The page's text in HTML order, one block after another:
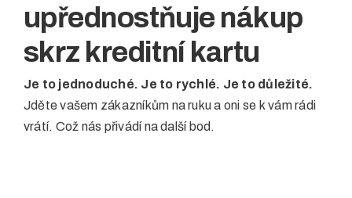
upřednostňuje nákup
skrz kreditní kartu
Je to jednoduché. Je to rychlé. Je to důležité.
Jděte vašem zákazníkům na ruku a oni se k vám rádi
vrátí. Což nás přivádí na další bod.